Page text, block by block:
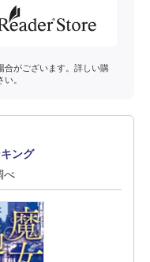
がございます。詳しい購
。
ング
べ